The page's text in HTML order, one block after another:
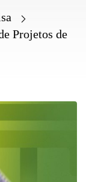
Projetos de